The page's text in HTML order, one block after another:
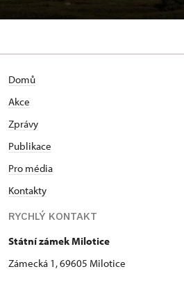
Domů
Akce
Zprávy
Publikace
Pro média
Kontakty
RYCHLÝ KONTAKT
Státní zámek Milotice
Zámecká 1, 69605 Milotice